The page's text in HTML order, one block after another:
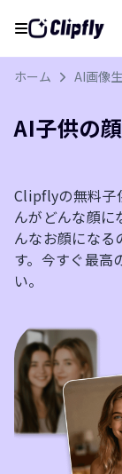
ホーム AI画像
AI子供の
Clipflyの無料子
んがどんな顔に
んなお顔になる
す。今すぐ最高
い。